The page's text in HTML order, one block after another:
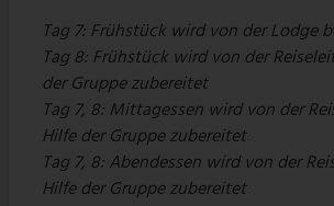
Tag 7: Frühstück wird von der Lodge
Tag 8: Frühstück wird von der
der Gruppe zubereitet
Tag 7, 8: Mittagessen wird von der
Hilfe der Gruppe zubereitet
Tag 7, 8: Abendessen wird von der
Hilfe der Gruppe zubereitet